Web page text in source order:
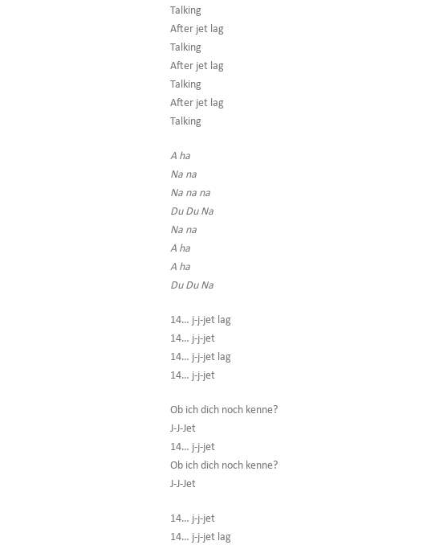
Talking
After jet lag
Talking
After jet lag
Talking
After jet lag
Talking
A ha
Na na
Na na na
Du Du Na
Na na
A ha
A ha
Du Du Na
14… j-j-jet lag
14… j-j-jet
14… j-j-jet lag
14… j-j-jet
Ob ich dich noch kenne?
J-J-Jet
14… j-j-jet
Ob ich dich noch kenne?
J-J-Jet
14… j-j-jet
14… j-j-jet lag